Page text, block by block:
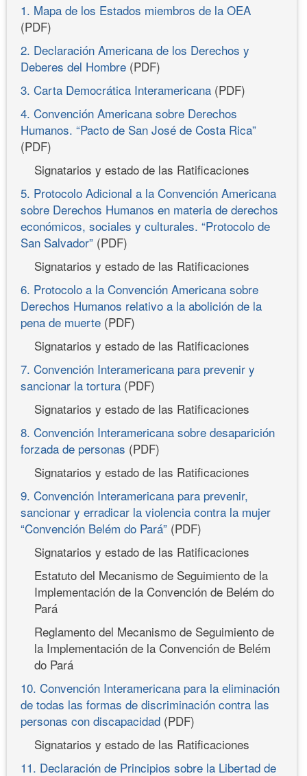
1. Mapa de los Estados miembros de la OEA
(PDF)
2. Declaración Americana de los Derechos y
Deberes del Hombre (PDF)
3. Carta Democrática Interamericana (PDF)
4. Convención Americana sobre Derechos
Humanos. “Pacto de San José de Costa Rica”
(PDF)
Signatarios y estado de las Ratificaciones
5. Protocolo Adicional a la Convención Americana
sobre Derechos Humanos en materia de derechos
económicos, sociales y culturales. “Protocolo de
San Salvador” (PDF)
Signatarios y estado de las Ratificaciones
6. Protocolo a la Convención Americana sobre
Derechos Humanos relativo a la abolición de la
pena de muerte (PDF)
Signatarios y estado de las Ratificaciones
7. Convención Interamericana para prevenir y
sancionar la tortura (PDF)
Signatarios y estado de las Ratificaciones
8. Convención Interamericana sobre desaparición
forzada de personas (PDF)
Signatarios y estado de las Ratificaciones
9. Convención Interamericana para prevenir,
sancionar y erradicar la violencia contra la mujer
“Convención Belém do Pará” (PDF)
Signatarios y estado de las Ratificaciones
Estatuto del Mecanismo de Seguimiento de la
Implementación de la Convención de Belém do
Pará
Reglamento del Mecanismo de Seguimiento de
la Implementación de la Convención de Belém
do Pará
10. Convención Interamericana para la eliminación
de todas las formas de discriminación contra las
personas con discapacidad (PDF)
Signatarios y estado de las Ratificaciones
11. Declaración de Principios sobre la Libertad de